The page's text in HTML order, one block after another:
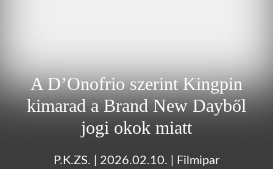
A D’Onofrio szerint Kingpin
kimarad a Brand New Dayből
jogi okok miatt
P.K.ZS. 2026.02.10. Filmipar